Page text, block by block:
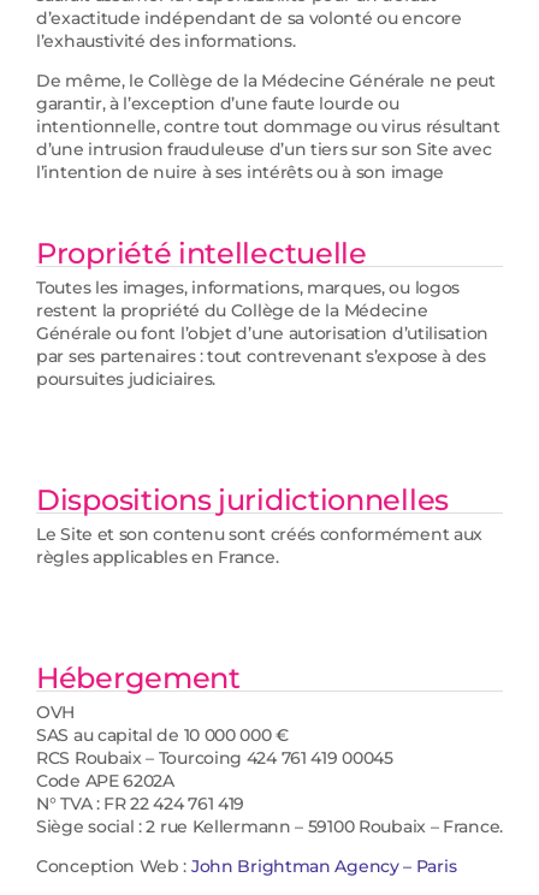
d’exactitude indépendant de sa volonté ou encore
l’exhaustivité des informations.
De même, le Collège de la Médecine Générale ne peut
garantir, à l’exception d’une faute lourde ou
intentionnelle, contre tout dommage ou virus résultant
d’une intrusion frauduleuse d’un tiers sur son Site avec
l’intention de nuire à ses intérêts ou à son image
Propriété intellectuelle
Toutes les images, informations, marques, ou logos
restent la propriété du Collège de la Médecine
Générale ou font l’objet d’une autorisation d’utilisation
par ses partenaires : tout contrevenant s’expose à des
poursuites judiciaires.
Dispositions juridictionnelles
Le Site et son contenu sont créés conformément aux
règles applicables en France.
Hébergement
OVH
SAS au capital de 10 000 000 €
RCS Roubaix – Tourcoing 424 761 419 00045
Code APE 6202A
N° TVA : FR 22 424 761 419
Siège social : 2 rue Kellermann – 59100 Roubaix – France.
Conception Web : John Brightman Agency – Paris